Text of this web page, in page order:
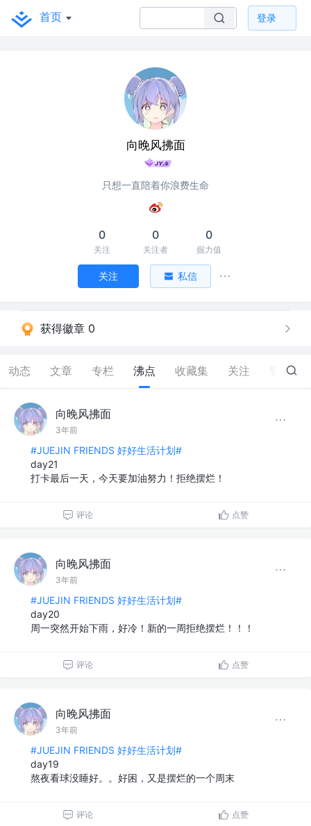
首页 登录
向晚风拂面
只想一直陪着你浪费生命
0
关注
0
关注者
0
掘力值
关注 私信
获得徽章 0
动态 文章 专栏 沸点 收藏集 关注 1
向晚风拂面
3年前
#JUEJIN FRIENDS 好好生活计划#
day21
打卡最后一天，今天要加油努力！拒绝摆烂！
评论 点赞
向晚风拂面
3年前
#JUEJIN FRIENDS 好好生活计划#
day20
周一突然开始下雨，好冷！新的一周拒绝摆烂！！！
评论 点赞
向晚风拂面
3年前
#JUEJIN FRIENDS 好好生活计划#
day19
熬夜看球没睡好。。好困，又是摆烂的一个周末
评论 点赞